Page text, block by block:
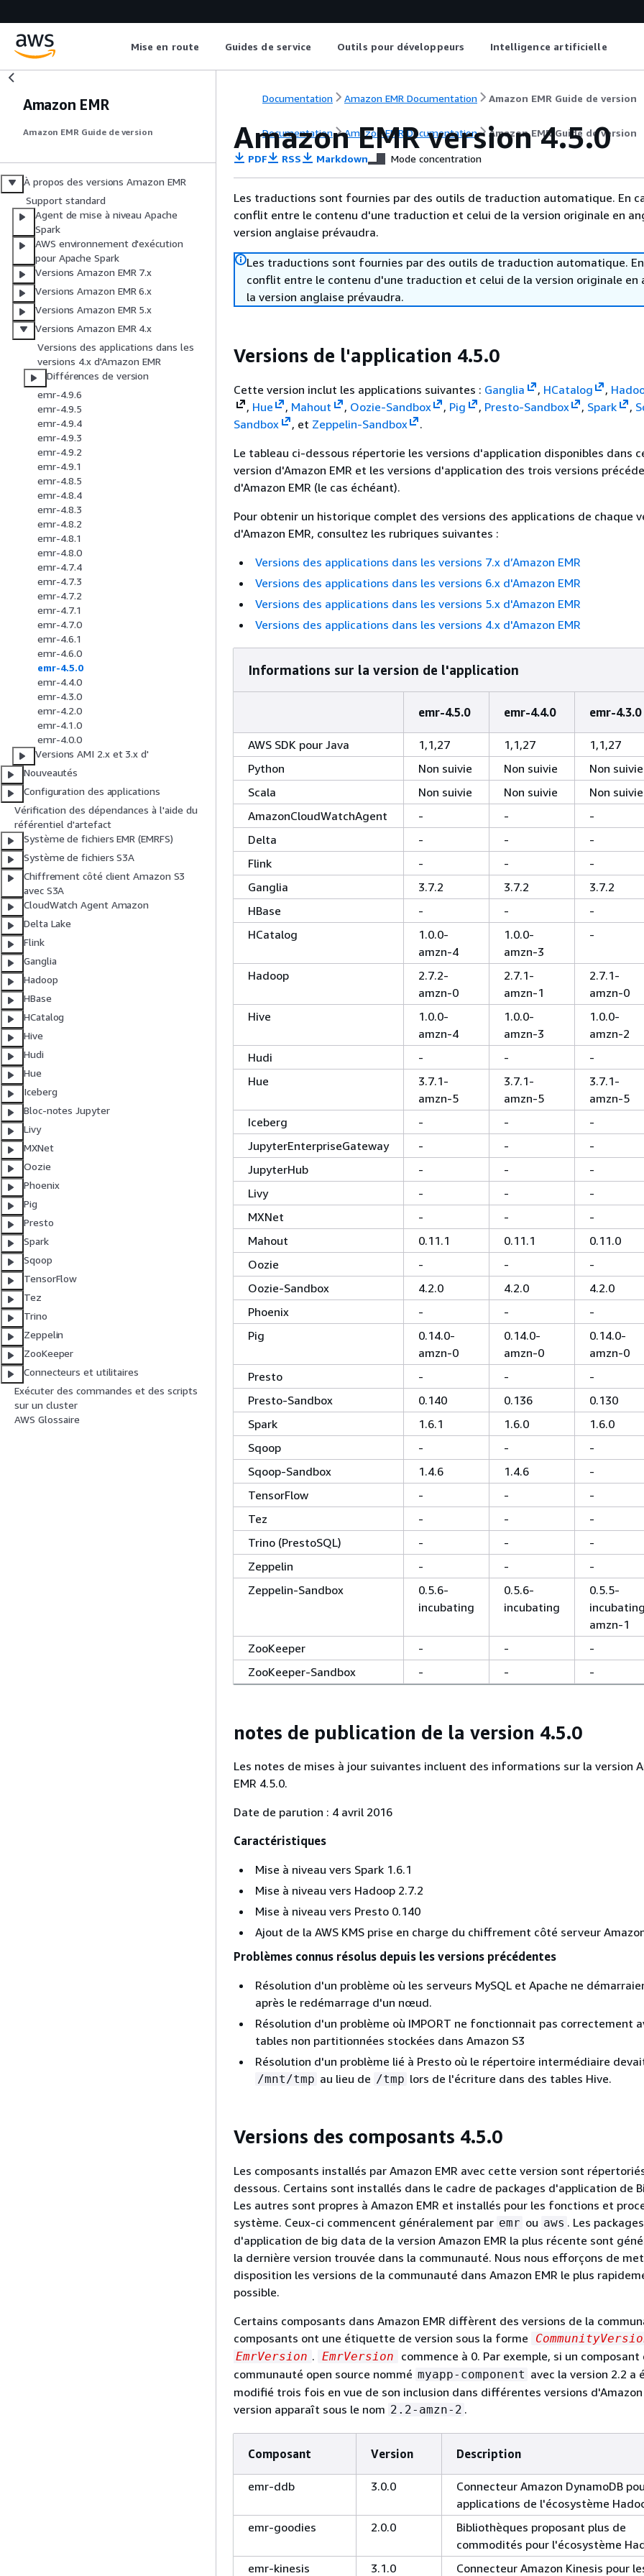
Mise en route Guides de service Outils pour développeurs Intelligence artificielle
Amazon EMR
Amazon EMR Guide de version
À propos des versions Amazon EMR
Support standard
Agent de mise à niveau Apache
Spark
AWS environnement d'exécution
pour Apache Spark
Versions Amazon EMR 7.x
Versions Amazon EMR 6.x
Versions Amazon EMR 5.x
Versions Amazon EMR 4.x
Versions des applications dans les
versions 4.x d'Amazon EMR
Différences de version
emr-4.9.6
emr-4.9.5
emr-4.9.4
emr-4.9.3
emr-4.9.2
emr-4.9.1
emr-4.8.5
emr-4.8.4
emr-4.8.3
emr-4.8.2
emr-4.8.1
emr-4.8.0
emr-4.7.4
emr-4.7.3
emr-4.7.2
emr-4.7.1
emr-4.7.0
emr-4.6.1
emr-4.6.0
emr-4.5.0
emr-4.4.0
emr-4.3.0
emr-4.2.0
emr-4.1.0
emr-4.0.0
Versions AMI 2.x et 3.x d'
Nouveautés
Configuration des applications
Vérification des dépendances à l'aide du
référentiel d'artefact
Système de fichiers EMR (EMRFS)
Système de fichiers S3A
Chiffrement côté client Amazon S3
avec S3A
CloudWatch Agent Amazon
Delta Lake
Flink
Ganglia
Hadoop
HBase
HCatalog
Hive
Hudi
Hue
Iceberg
Bloc-notes Jupyter
Livy
MXNet
Oozie
Phoenix
Pig
Presto
Spark
Sqoop
TensorFlow
Tez
Trino
Zeppelin
ZooKeeper
Connecteurs et utilitaires
Exécuter des commandes et des scripts
sur un cluster
AWS Glossaire
Documentation Amazon EMR Documentation Amazon EMR Guide de version
Documentation Amazon EMR Documentation Amazon EMR Guide de version
Amazon EMR version 4.5.0
PDF RSS Markdown Mode concentration
Les traductions sont fournies par des outils de traduction automatique. En
conflit entre le contenu d'une traduction et celui de la version originale en
version anglaise prévaudra.
Les traductions sont fournies par des outils de traduction automatique.
conflit entre le contenu d'une traduction et celui de la version originale en
la version anglaise prévaudra.
Versions de l'application 4.5.0
Cette version inclut les applications suivantes : Ganglia , HCatalog ,
, Hue , Mahout , Oozie-Sandbox , Pig , Presto-Sandbox , Spark ,
Sandbox
, et Zeppelin-Sandbox
.
Le tableau ci-dessous répertorie les versions d'application disponibles dans
version d'Amazon EMR et les versions d'application des trois versions
d'Amazon EMR (le cas échéant).
Pour obtenir un historique complet des versions des applications de chaque
d'Amazon EMR, consultez les rubriques suivantes :
Versions des applications dans les versions 7.x d’Amazon EMR
Versions des applications dans les versions 6.x d'Amazon EMR
Versions des applications dans les versions 5.x d'Amazon EMR
Versions des applications dans les versions 4.x d'Amazon EMR
Informations sur la version de l'application
emr-4.5.0 emr-4.4.0 emr-4.3.0
AWS SDK pour Java 1,1,27 1,1,27 1,1,27
Python
Non suivie Non suivie Non suivie
Scala
Non suivie Non suivie Non suivie
AmazonCloudWatchAgent
- - -
Delta
- - -
Flink
- - -
Ganglia
3.7.2 3.7.2 3.7.2
HBase
- - -
HCatalog
1.0.0-
amzn-4
1.0.0-
amzn-3
-
Hadoop
2.7.2-
amzn-0
2.7.1-
amzn-1
2.7.1-
amzn-0
Hive
1.0.0-
amzn-4
1.0.0-
amzn-3
1.0.0-
amzn-2
Hudi
- - -
Hue
3.7.1-
amzn-5
3.7.1-
amzn-5
3.7.1-
amzn-5
Iceberg
- - -
JupyterEnterpriseGateway
- - -
JupyterHub
- - -
Livy
- - -
MXNet
- - -
Mahout
0.11.1 0.11.1 0.11.0
Oozie
- - -
Oozie-Sandbox
4.2.0 4.2.0 4.2.0
Phoenix
- - -
Pig
0.14.0-
amzn-0
0.14.0-
amzn-0
0.14.0-
amzn-0
Presto
- - -
Presto-Sandbox
0.140 0.136 0.130
Spark
1.6.1 1.6.0 1.6.0
Sqoop
- - -
Sqoop-Sandbox
1.4.6 1.4.6 -
TensorFlow
- - -
Tez
- - -
Trino (PrestoSQL)
- - -
Zeppelin
- - -
Zeppelin-Sandbox
0.5.6-
incubating
0.5.6-
incubating
0.5.5-
amzn-1
ZooKeeper
- - -
ZooKeeper-Sandbox
- - -
notes de publication de la version 4.5.0
Les notes de mises à jour suivantes incluent des informations sur la version
EMR 4.5.0.
Date de parution : 4 avril 2016
Caractéristiques
Mise à niveau vers Spark 1.6.1
Mise à niveau vers Hadoop 2.7.2
Mise à niveau vers Presto 0.140
Ajout de la AWS KMS prise en charge du chiffrement côté serveur
Problèmes connus résolus depuis les versions précédentes
Résolution d'un problème où les serveurs MySQL et Apache ne
après le redémarrage d'un nœud.
Résolution d'un problème où IMPORT ne fonctionnait pas correctement
tables non partitionnées stockées dans Amazon S3
Résolution d'un problème lié à Presto où le répertoire intermédiaire
/mnt/tmp au lieu de /tmp lors de l'écriture dans des tables Hive.
Versions des composants 4.5.0
Les composants installés par Amazon EMR avec cette version sont
dessous. Certains sont installés dans le cadre de packages d'application de
Les autres sont propres à Amazon EMR et installés pour les fonctions et
système. Ceux-ci commencent généralement par emr ou aws . Les packages
d'application de big data de la version Amazon EMR la plus récente sont
la dernière version trouvée dans la communauté. Nous nous efforçons de
disposition les versions de la communauté dans Amazon EMR le plus
possible.
Certains composants dans Amazon EMR diffèrent des versions de la
composants ont une étiquette de version sous la forme
EmrVersion . EmrVersion
commence à 0. Par exemple, si un composant
communauté open source nommé myapp-component avec la version 2.2 a
modifié trois fois en vue de son inclusion dans différentes versions d'Amazon
version apparaît sous le nom 2.2-amzn-2 .
Composant Version Description
emr-ddb 3.0.0
Connecteur Amazon DynamoDB
applications de l'écosystème
emr-goodies
2.0.0
Bibliothèques proposant plus de
commodités pour l'écosystème
emr-kinesis
3.1.0 Connecteur Amazon Kinesis pour